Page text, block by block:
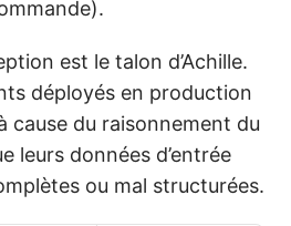
est le talon d’Achille.
déployés en production
cause du raisonnement du
leurs données d’entrée
ou mal structurées.